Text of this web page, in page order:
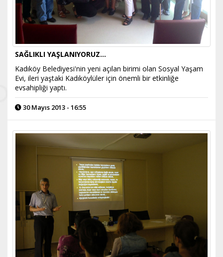
SAĞLIKLI YAŞLANIYORUZ...
Kadıköy Belediyesi'nin yeni açılan birimi olan Sosyal Yaşam
Evi, ileri yaştaki Kadıköylüler için önemli bir etkinliğe
evsahipliği yaptı.
30 Mayıs 2013 - 16:55